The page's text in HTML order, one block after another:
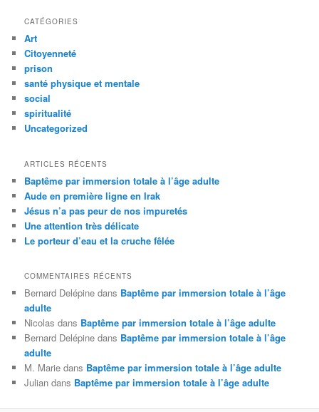
h
r
c
h
e
CATÉGORIES
Art
Citoyenneté
prison
santé physique et mentale
social
spiritualité
Uncategorized
ARTICLES RÉCENTS
Baptême par immersion totale à l’âge adulte
Aude en première ligne en Irak
Jésus n’a pas peur de nos impuretés
Une attention très délicate
Le porteur d’eau et la cruche fêlée
COMMENTAIRES RÉCENTS
Bernard Delépine dans Baptême par immersion totale à l’âge
adulte
Nicolas dans Baptême par immersion totale à l’âge adulte
Bernard Delépine dans Baptême par immersion totale à l’âge
adulte
M. Marie dans Baptême par immersion totale à l’âge adulte
Julian dans Baptême par immersion totale à l’âge adulte